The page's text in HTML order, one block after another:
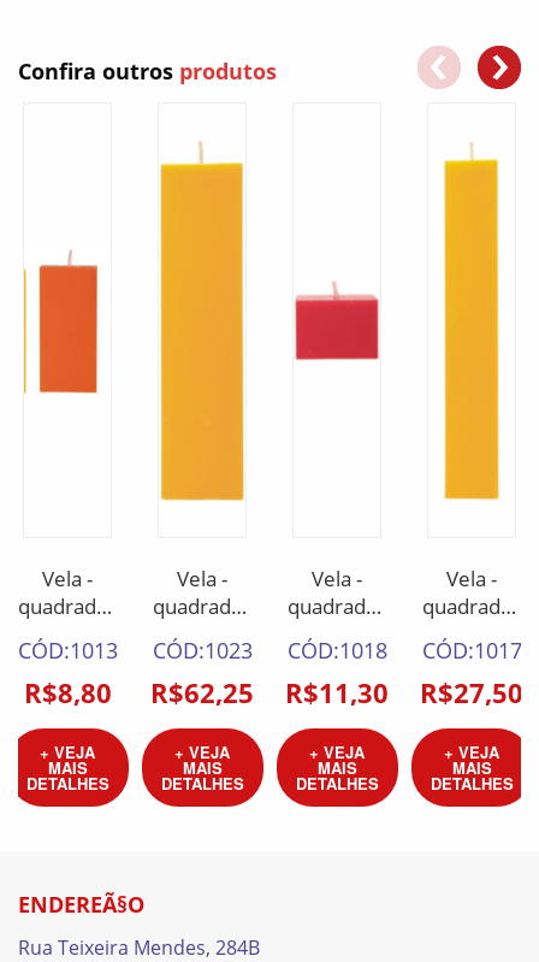
Confira outros produtos
Vela -
quadrada -
10 cm
altura, 4,5
cm
CÓD:1013
R$8,80
+ VEJA
MAIS
DETALHES
Vela -
quadrada -
30 cm
altura, 7,0
cm
CÓD:1023
R$62,25
+ VEJA
MAIS
DETALHES
Vela -
quadrada -
05 cm
altura, 7,0
cm
CÓD:1018
R$11,30
+ VEJA
MAIS
DETALHES
Vela -
quadrada -
30 cm
altura, 4,5
cm
CÓD:1017
R$27,50
+ VEJA
MAIS
DETALHES
ENDEREÃ§O
Rua Teixeira Mendes, 284B